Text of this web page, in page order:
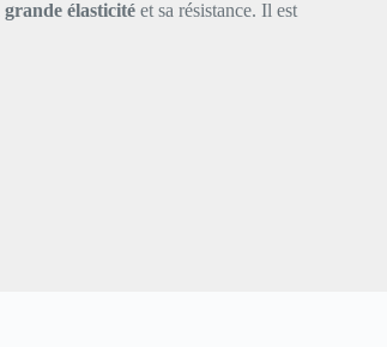
grande élasticité et sa résistance. Il est